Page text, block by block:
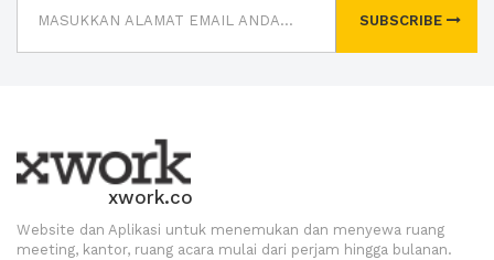
SUBSCRIBE
xwork.co
Website dan Aplikasi untuk menemukan dan menyewa ruang
meeting, kantor, ruang acara mulai dari perjam hingga bulanan.